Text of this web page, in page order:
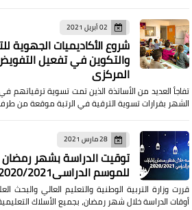
02 أبريل 2021
شروع الأكاديميات الجهوية
والتكوين في تفعيل
المركزي
تفاجأ العديد من الأساتذة الذين تمت تسوية ترقياتهم
الشهر بقرارات تسوية الترقية في الرتبة موقعة من
28 مارس 2021
توقيت الدراسة بشهر رمضان
للموسم الدراسي2020/2021
قررت وزارة التربية الوطنية والتعليم العالي والبحث
أوقات الدراسة خلال شهر رمضان، بجميع الأسلاك